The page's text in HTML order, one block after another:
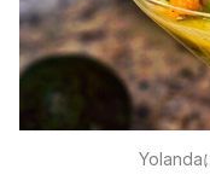
Yolanda